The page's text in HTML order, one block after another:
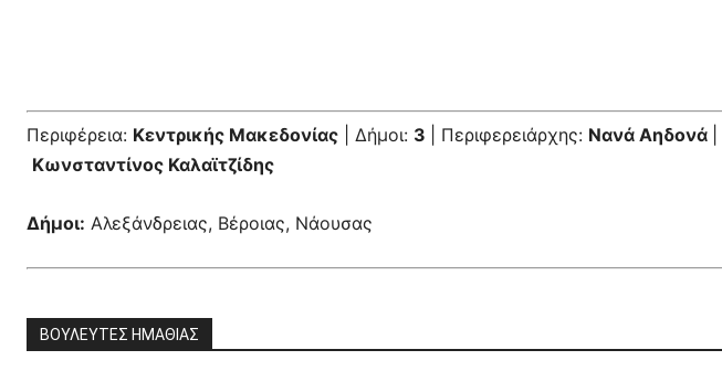
Περιφέρεια: Κεντρικής Μακεδονίας | Δήμοι: 3 | Περιφερειάρχης: Νανά Αηδονά
Κωνσταντίνος Καλαϊτζίδης
Δήμοι: Αλεξάνδρειας, Βέροιας, Νάουσας
ΒΟΥΛΕΥΤΕΣ ΗΜΑΘΙΑΣ